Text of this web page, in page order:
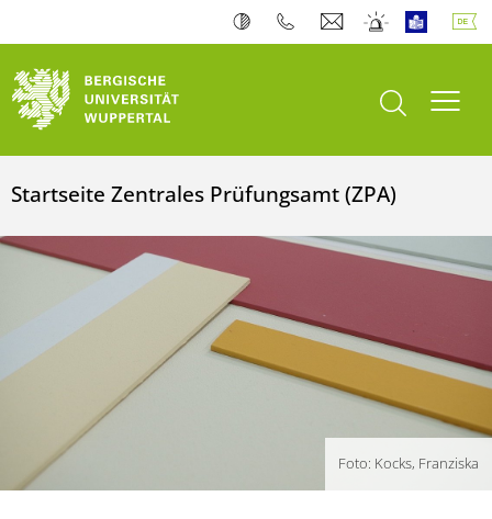
Suche öffnen
Startseite Zentrales Prüfungsamt (ZPA)
Foto: Kocks, Franziska